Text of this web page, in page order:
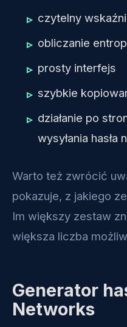
czytelny
obliczanie
prosty interfejs
szybkie
działanie po
wysyłania hasła
Warto też zwrócić
pokazuje, z jakiego
Im większy zestaw
większa liczba
Generator
Networks